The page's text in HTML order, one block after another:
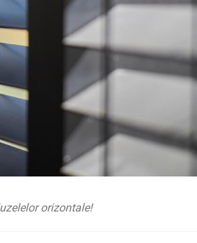
orizontale!